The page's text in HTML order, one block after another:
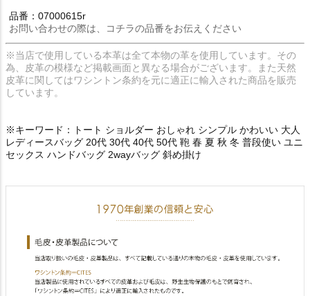
品番：07000615r
お問い合わせの際は、コチラの品番をお伝えください
※当店で使用している本革は全て本物の革を使用しています。その
為、皮革の模様など掲載画面と異なる場合がございます。また天然
皮革に関してはワシントン条約を元に適正に輸入された商品を販売
しています。
※キーワード：トート ショルダー おしゃれ シンプル かわいい 大人
レディースバッグ 20代 30代 40代 50代 鞄 春 夏 秋 冬 普段使い ユニ
セックス ハンドバッグ 2wayバッグ 斜め掛け